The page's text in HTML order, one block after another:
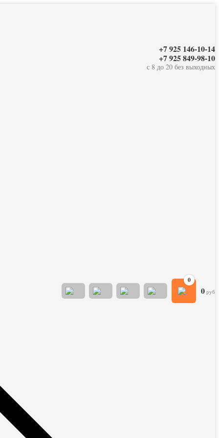
+7 925 146-10-14
+7 925 849-98-10
с 8 до 20 без выходных
0
0 руб